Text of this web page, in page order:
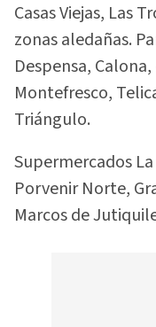
Casas Viejas, Las
zonas aledañas.
Despensa,
Montefresco,
Triángulo.
Supermercados
Porvenir Norte,
Marcos de